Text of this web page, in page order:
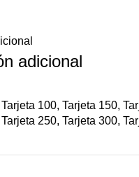
adicional
Tarjeta 100, Tarjeta 150,
Tarjeta 250, Tarjeta 300,